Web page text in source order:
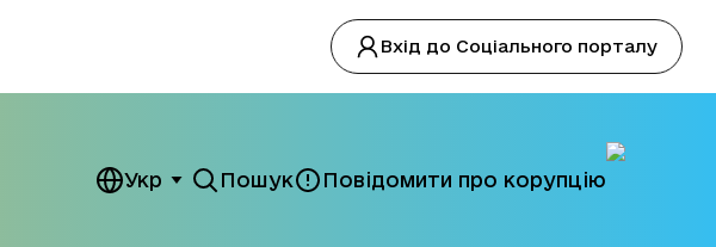
Вхід до Соціального порталу
Укр Пошук Повідомити про корупцію